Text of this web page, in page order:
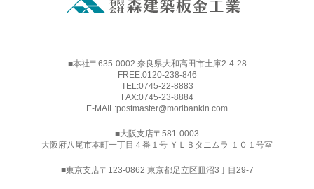
■本社〒635-0002 奈良県大和高田市土庫2-4-28
FREE:0120-238-846
TEL:0745-22-8883
FAX:0745-23-8884
E-MAIL:postmaster@moribankin.com
■大阪支店〒581-0003
大阪府八尾市本町一丁目４番１号 ＹＬＢタニムラ １０１号室
■東京支店〒123-0862 東京都足立区皿沼3丁目29-7